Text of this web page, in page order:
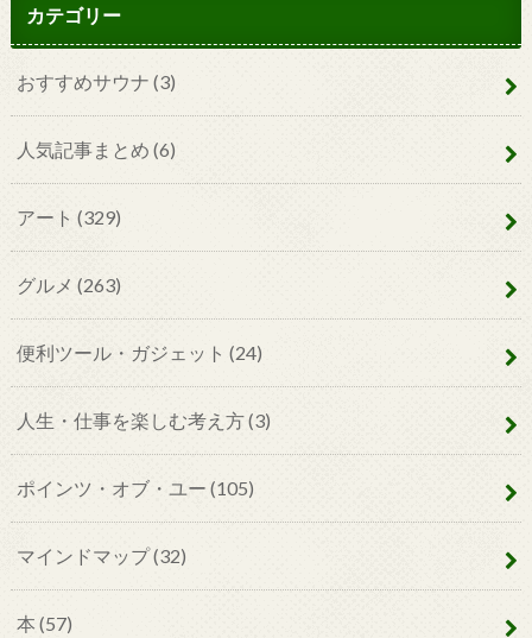
カテゴリー
おすすめサウナ (3)
人気記事まとめ (6)
アート (329)
グルメ (263)
便利ツール・ガジェット (24)
人生・仕事を楽しむ考え方(3)
ポインツ・オブ・ユー (105)
マインドマップ(32)
本 (57)